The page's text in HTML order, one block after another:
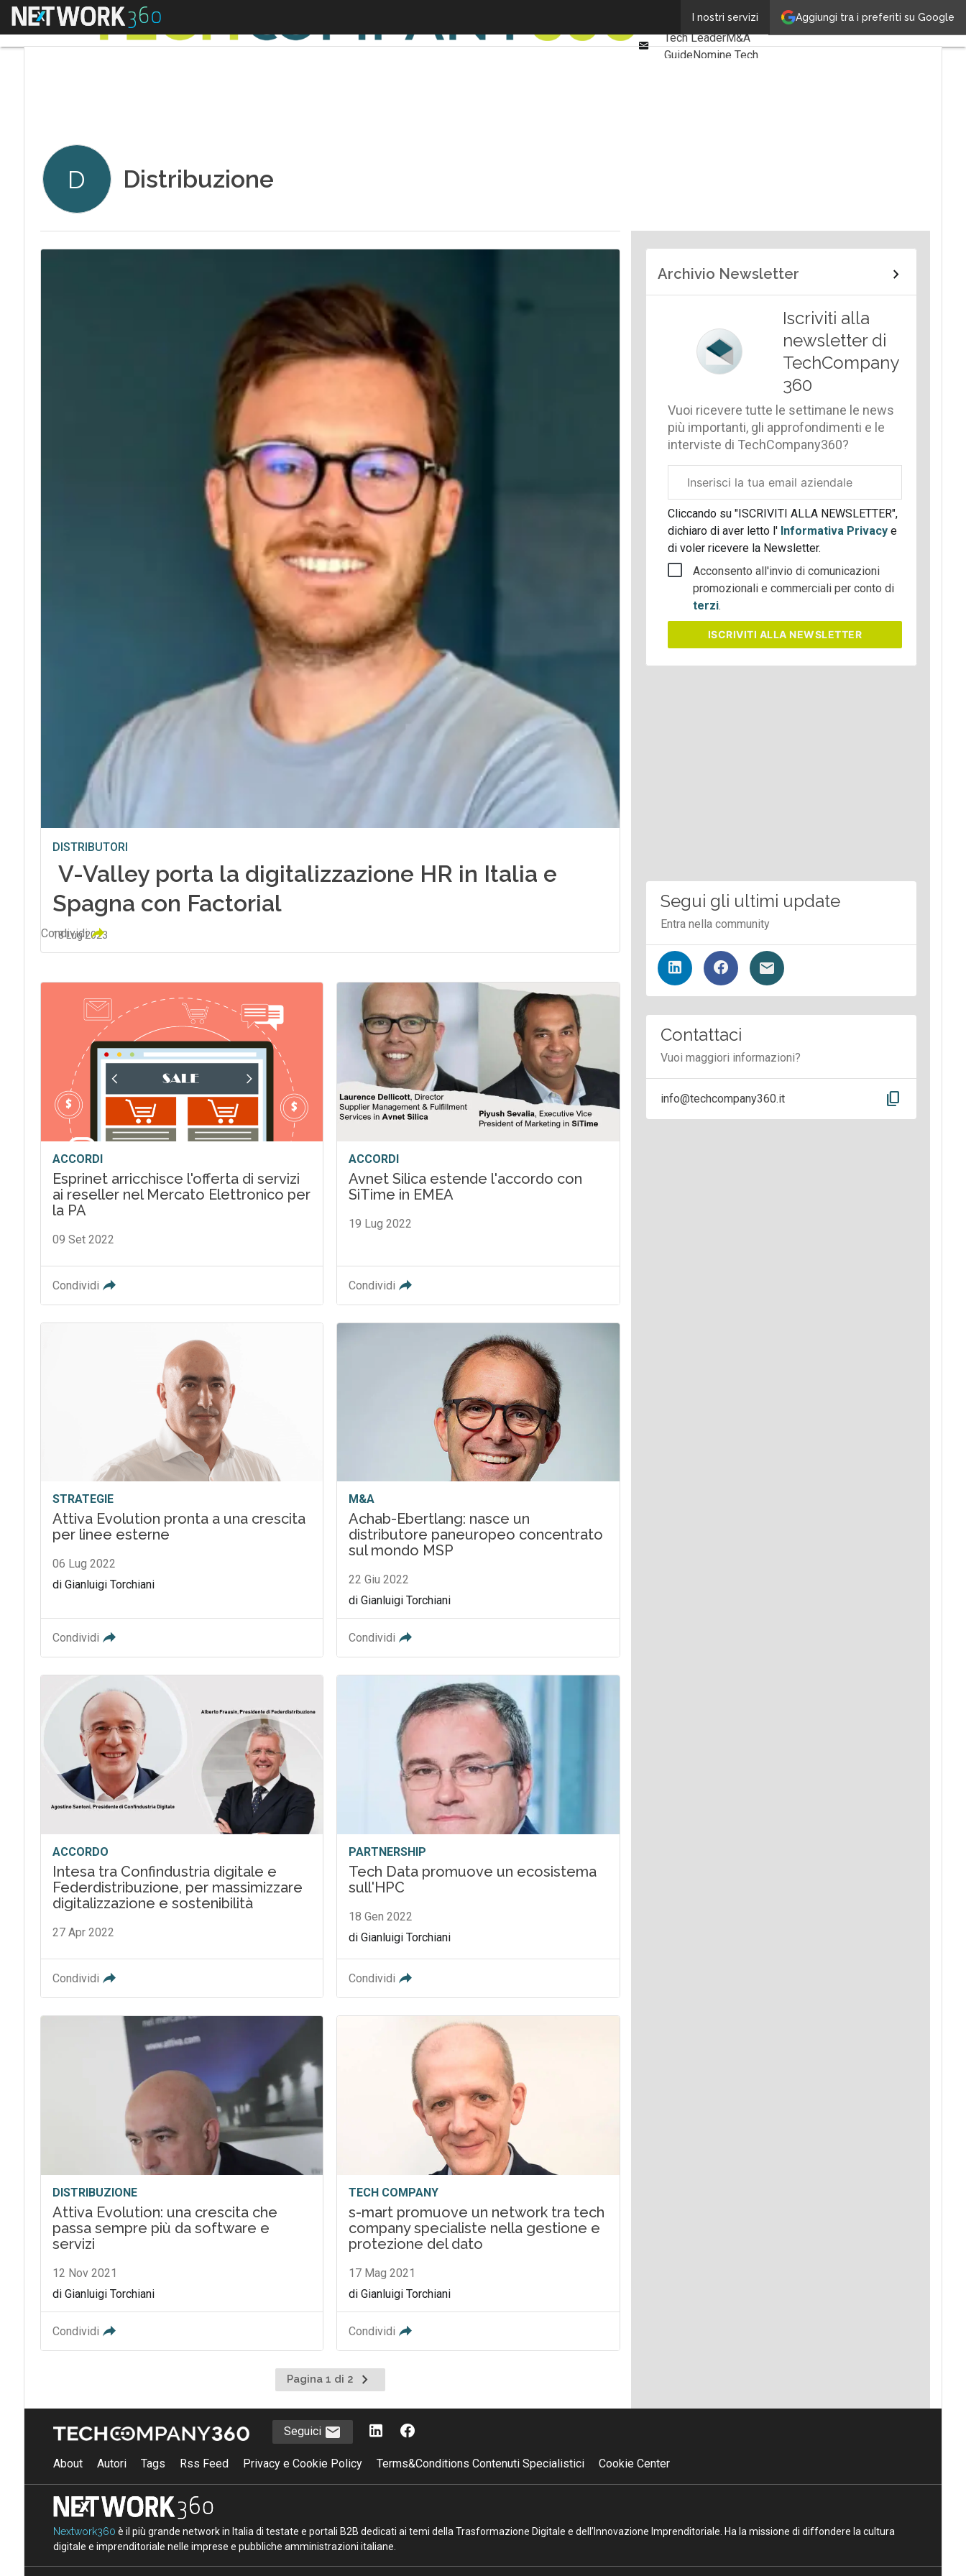
Aggiungi tra i preferiti su Google
I nostri servizi
Menu
Email
Ultimi articoli
Tech LeaderM&A
GuideNomine Tech
D Distribuzione
DISTRIBUTORI
V-Valley porta la digitalizzazione HR in Italia e
Spagna con Factorial
18 Lug 2023
Condividi
ACCORDI
Esprinet arricchisce l'offerta di servizi
ai reseller nel Mercato Elettronico per
la PA
09 Set 2022
Condividi
ACCORDI
Avnet Silica estende l'accordo con
SiTime in EMEA
19 Lug 2022
Condividi
STRATEGIE
Attiva Evolution pronta a una crescita
per linee esterne
06 Lug 2022
di Gianluigi Torchiani
Condividi
M&A
Achab-Ebertlang: nasce un
distributore paneuropeo concentrato
sul mondo MSP
22 Giu 2022
di Gianluigi Torchiani
Condividi
ACCORDO
Intesa tra Confindustria digitale e
Federdistribuzione, per massimizzare
digitalizzazione e sostenibilità
27 Apr 2022
Condividi
PARTNERSHIP
Tech Data promuove un ecosistema
sull'HPC
18 Gen 2022
di Gianluigi Torchiani
Condividi
DISTRIBUZIONE
Attiva Evolution: una crescita che
passa sempre più da software e
servizi
12 Nov 2021
di Gianluigi Torchiani
Condividi
TECH COMPANY
s-mart promuove un network tra tech
company specialiste nella gestione e
protezione del dato
17 Mag 2021
di Gianluigi Torchiani
Condividi
Pagina 1 di 2
Pagina
successiva
Archivio Newsletter
Iscriviti alla
newsletter di
TechCompany
360
Vuoi ricevere tutte le settimane le news
più importanti, gli approfondimenti e le
interviste di TechCompany360?
aziendale
Cliccando su "ISCRIVITI ALLA NEWSLETTER",
dichiaro di aver letto l'Informativa Privacy e
di voler ricevere la Newsletter.
Acconsento all'invio di comunicazioni
promozionali e commerciali per conto di
terzi.
ISCRIVITI ALLA NEWSLETTER
Segui gli ultimi update
Entra nella community
Contattaci
Vuoi maggiori informazioni?
info@techcompany360.it content_copy
Seguici
About Autori Tags Rss Feed Privacy e Cookie Policy Terms&Conditions Contenuti Specialistici Cookie Center
Nextwork360 è il più grande network in Italia di testate e portali B2B dedicati ai temi della Trasformazione Digitale e dell’Innovazione Imprenditoriale. Ha la missione di diffondere la cultura
digitale e imprenditoriale nelle imprese e pubbliche amministrazioni italiane.